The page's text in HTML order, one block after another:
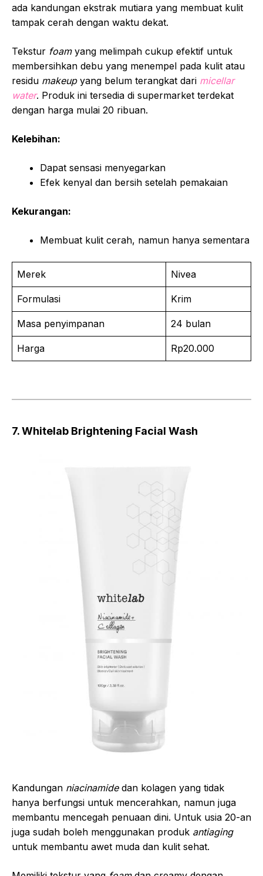
ada kandungan ekstrak mutiara yang membuat kulit
tampak cerah dengan waktu dekat.
Tekstur foamyang melimpah cukup efektif untuk
membersihkan debu yang menempel pada kulit atau
residu makeupyang belum terangkat dari micellar
water. Produk ini tersedia di supermarket terdekat
dengan harga mulai 20 ribuan.
Kelebihan:
Dapat sensasi menyegarkan
Efek kenyal dan bersih setelah pemakaian
Kekurangan:
Membuat kulit cerah, namun hanya sementara
Merek Nivea
Formulasi Krim
Masa penyimpanan 24 bulan
Harga Rp20.000
7. Whitelab Brightening Facial Wash
Kandungan niacinamidedan kolagen yang tidak
hanya berfungsi untuk mencerahkan, namun juga
membantu mencegah penuaan dini. Untuk usia 20-an
juga sudah boleh menggunakan produk antiaging
untuk membantu awet muda dan kulit sehat.